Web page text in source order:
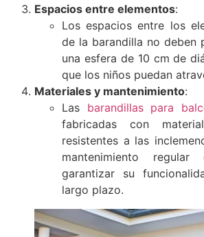
Espacios entre elementos:
Los espacios entre los
de la barandilla no deben
una esfera de 10 cm de
que los niños puedan
Materiales y mantenimiento:
Las barandillas para
fabricadas con
resistentes a las
mantenimiento
garantizar su
largo plazo.